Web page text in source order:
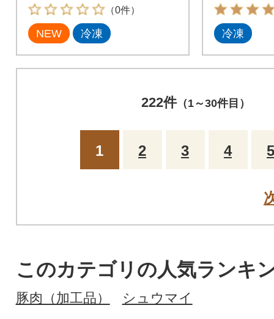
（0件）
NEW 冷凍 冷凍
222件（1～30件目）
1 2 3 4 5
このカテゴリの人気ランキ
豚肉（加工品） シュウマイ